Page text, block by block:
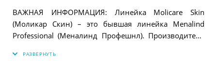
ВАЖНАЯ ИНФОРМАЦИЯ: Линейка Molicare Skin
(Моликар Скин) – это бывшая линейка Menalind
Professional (Меналинд Профешнл). Производитель
все составы, технологии производства и свойства